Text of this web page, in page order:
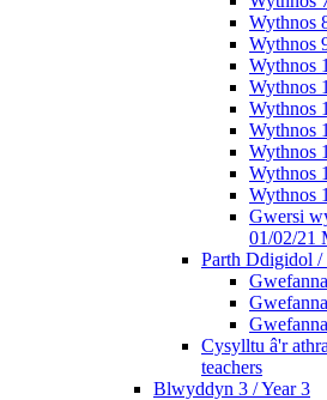
Wythnos
Wythnos
Wythnos
Wythnos
Wythnos
Wythnos
Wythnos
Wythnos
Wythnos
Gwersi
01/02/21
Parth Ddigidol
Cysylltu â'r
teachers
Blwyddyn 3 / Year 3